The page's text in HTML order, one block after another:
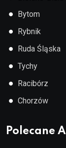
● Bytom
● Rybnik
● Ruda Śląska
● Tychy
● Racibórz
● Chorzów
Polecane